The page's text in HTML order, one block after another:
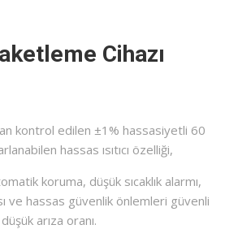
Cihazı
kontrol edilen ±1% hassasiyetli 60
hassas ısıtıcı özelliği,
koruma, düşük sıcaklık alarmı,
ve hassas güvenlik önlemleri güvenli
arıza oranı.